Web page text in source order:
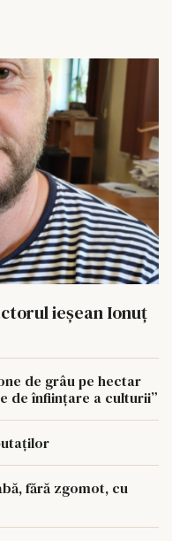
ieşean Ionuţ
de grâu pe hectar
de înființare a culturii”
fără zgomot, cu